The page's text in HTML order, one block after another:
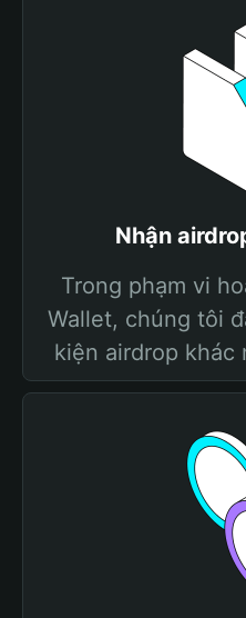
Nhận
Trong phạm vi
Wallet, chúng tôi
kiện airdrop khác